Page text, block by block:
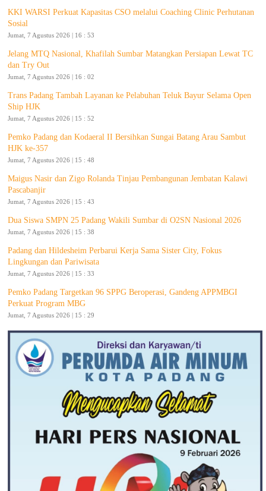
KKI WARSI Perkuat Kapasitas CSO melalui Coaching Clinic Perhutanan
Sosial
Jumat, 7 Agustus 2026 | 16 : 53
Jelang MTQ Nasional, Khafilah Sumbar Matangkan Persiapan Lewat TC
dan Try Out
Jumat, 7 Agustus 2026 | 16 : 02
Trans Padang Tambah Layanan ke Pelabuhan Teluk Bayur Selama Open
Ship HJK
Jumat, 7 Agustus 2026 | 15 : 52
Pemko Padang dan Kodaeral II Bersihkan Sungai Batang Arau Sambut
HJK ke-357
Jumat, 7 Agustus 2026 | 15 : 48
Maigus Nasir dan Zigo Rolanda Tinjau Pembangunan Jembatan Kalawi
Pascabanjir
Jumat, 7 Agustus 2026 | 15 : 43
Dua Siswa SMPN 25 Padang Wakili Sumbar di O2SN Nasional 2026
Jumat, 7 Agustus 2026 | 15 : 38
Padang dan Hildesheim Perbarui Kerja Sama Sister City, Fokus
Lingkungan dan Pariwisata
Jumat, 7 Agustus 2026 | 15 : 33
Pemko Padang Targetkan 96 SPPG Beroperasi, Gandeng APPMBGI
Perkuat Program MBG
Jumat, 7 Agustus 2026 | 15 : 29